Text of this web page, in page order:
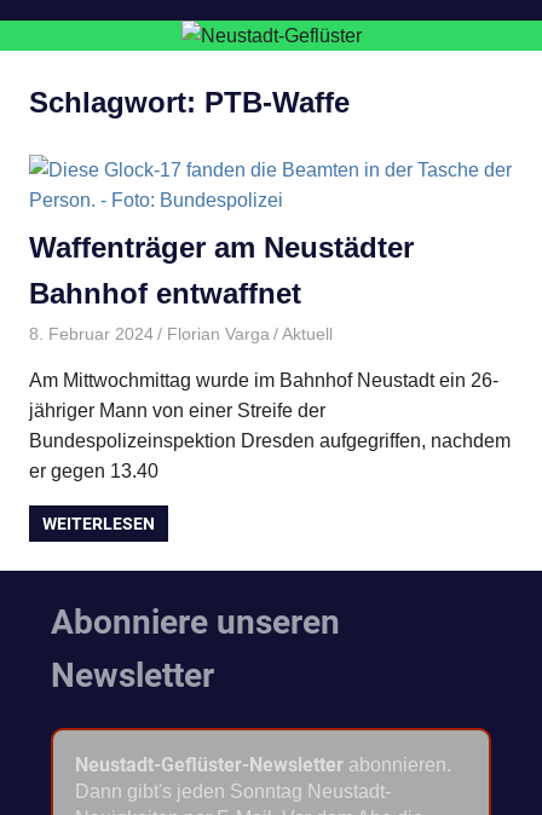
Schlagwort: PTB-Waffe
Waffenträger am Neustädter
Bahnhof entwaffnet
8. Februar 2024 Florian Varga Aktuell
Am Mittwochmittag wurde im Bahnhof Neustadt ein 26-
jähriger Mann von einer Streife der
Bundespolizeinspektion Dresden aufgegriffen, nachdem
er gegen 13.40
WEITERLESEN
Abonniere unseren
Newsletter
Neustadt-Geflüster-Newsletter abonnieren.
Dann gibt's jeden Sonntag Neustadt-